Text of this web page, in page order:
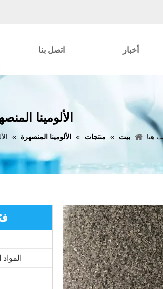
أخبار اتصل بنا
الألومينا
هنا: بيت » منتجات » الألومينا المنصهرة »